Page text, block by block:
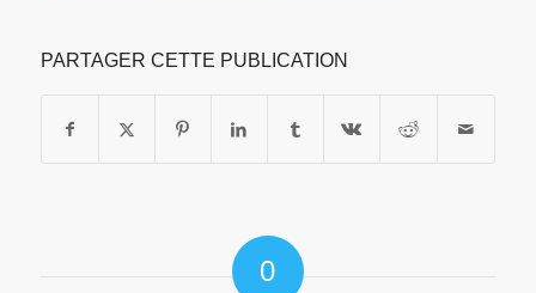
PARTAGER CETTE PUBLICATION
0